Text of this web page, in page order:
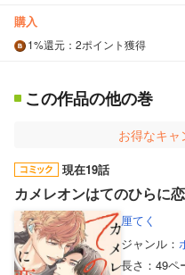
購入
1%還元 ：2ポイント獲得
この作品の他の巻
お得なキャ
現在19話
カメレオンはてのひらに
厘てく
ジャンル：
長さ： 49ペ